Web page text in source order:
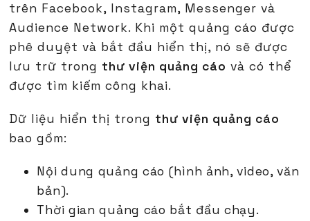
trên Facebook, Instagram, Messenger và
Audience Network. Khi một quảng cáo được
phê duyệt và bắt đầu hiển thị, nó sẽ được
lưu trữ trong thư viện quảng cáo và có thể
được tìm kiếm công khai.
Dữ liệu hiển thị trong thư viện quảng cáo
bao gồm:
Nội dung quảng cáo (hình ảnh, video, văn
bản).
Thời gian quảng cáo bắt đầu chạy.